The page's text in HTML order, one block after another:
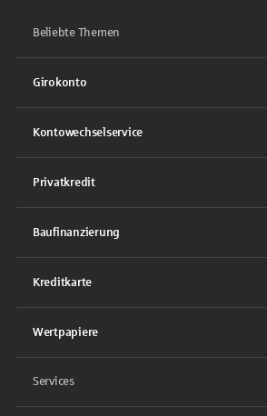
Beliebte Themen
Girokonto
Kontowechselservice
Privatkredit
Baufinanzierung
Kreditkarte
Wertpapiere
Services